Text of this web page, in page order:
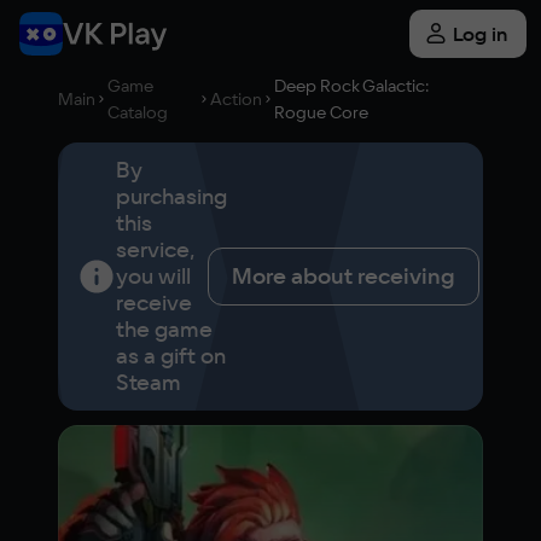
Log in
Main
Game
Catalog
Action
Deep Rock Galactic:
Rogue Core
By
purchasing
this
service,
you will
receive
the game
as a gift on
Steam
More about receiving